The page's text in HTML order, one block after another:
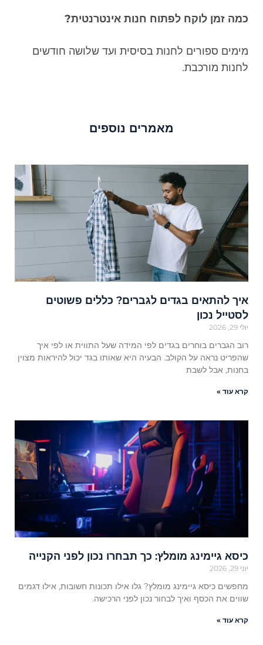
כמה זמן לוקח לפתוח חנות אינטרנטית?
מימים ספורים לחנות בסיסית ועד שלושה חודשים
לחנות מורכבת.
מאמרים נוספים
איך להתאים בגדים לגברים? כללים פשוטים
לסטייל נכון
יולי 29, 2026
רוב הגברים בוחרים בגדים לפי המידה שעל התווית או לפי איך
שהפריט נראה על הקולב. הבעיה היא שאותו בגד יכול להיראות מצוין
בחנות, אבל לשבת
קרא עוד »
כיסא גיימינג מומלץ: כך תבחרו נכון לפני הקנייה
יוני 29, 2026
מחפשים כיסא גיימינג מומלץ? גלו אילו תכונות חשובות, אילו דגמים
שווים את הכסף ואיך לבחור נכון לפני הרכישה.
קרא עוד »